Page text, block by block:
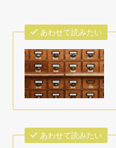
あわせて読みたい
あわせて読みたい